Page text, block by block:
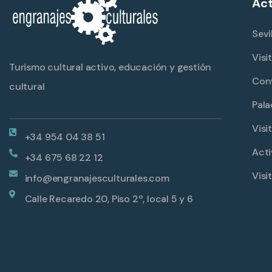
Turismo cultural activo, educación y gestión
cultural
+34 954 04 38 51
+34 675 68 22 12
info@engranajesculturales.com
Calle Recaredo 20, Piso 2º, local 5 y 6